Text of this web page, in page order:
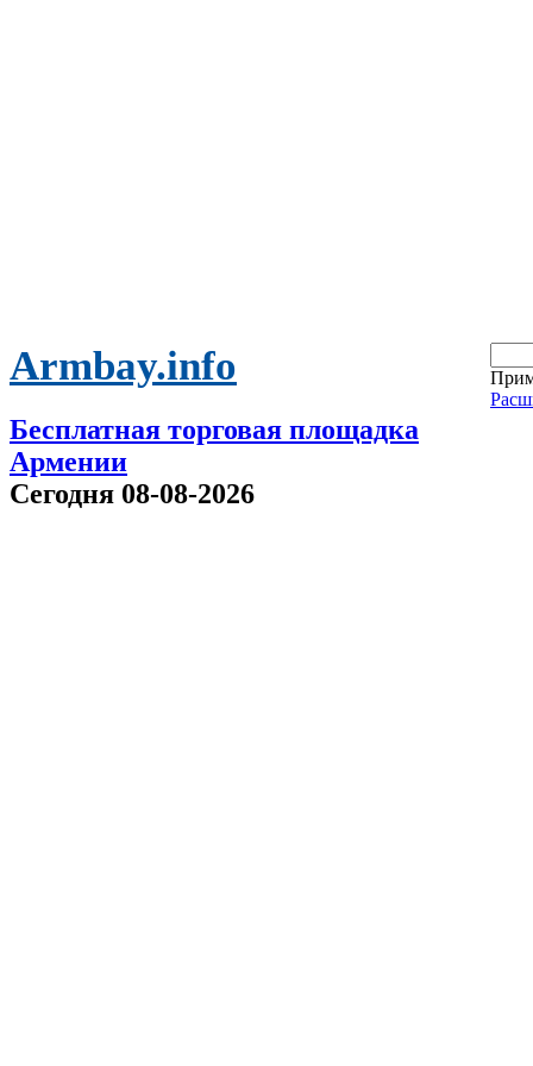
Armbay.info
Бесплатная торговая площадка
Армении
Сегодня 08-08-2026